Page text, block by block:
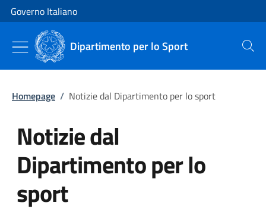
Vai al contenuto
Vai alla navigazione del sito
Governo Italiano
Dipartimento per lo Sport Cerca
Homepage / Notizie dal Dipartimento per lo sport
Notizie dal
Dipartimento per lo
sport